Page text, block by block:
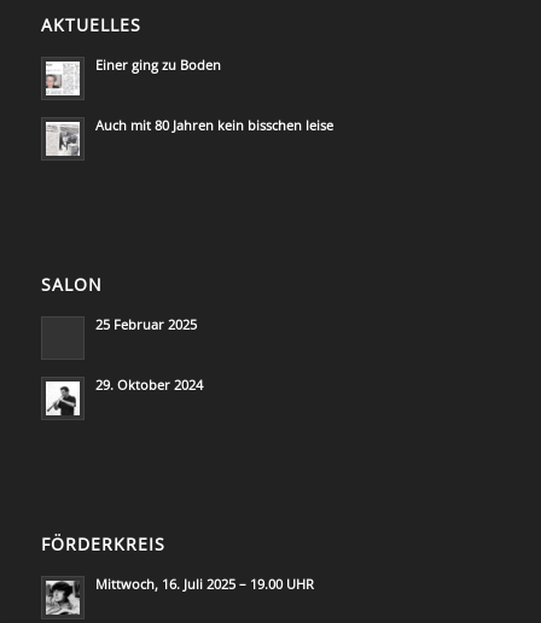
AKTUELLES
Einer ging zu Boden
Auch mit 80 Jahren kein bisschen leise
SALON
25 Februar 2025
29. Oktober 2024
FÖRDERKREIS
Mittwoch, 16. Juli 2025 – 19.00 UHR